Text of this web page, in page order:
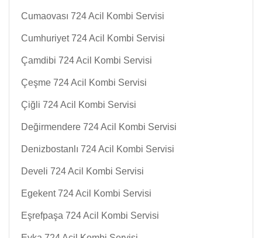
Cumaovası 724 Acil Kombi Servisi
Cumhuriyet 724 Acil Kombi Servisi
Çamdibi 724 Acil Kombi Servisi
Çeşme 724 Acil Kombi Servisi
Çiğli 724 Acil Kombi Servisi
Değirmendere 724 Acil Kombi Servisi
Denizbostanlı 724 Acil Kombi Servisi
Develi 724 Acil Kombi Servisi
Egekent 724 Acil Kombi Servisi
Eşrefpaşa 724 Acil Kombi Servisi